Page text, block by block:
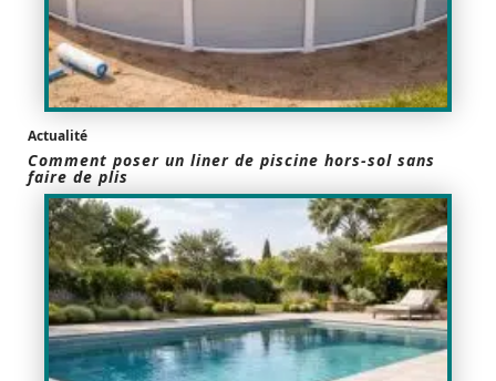
Actualité
Comment poser un liner de piscine hors-sol sans
faire de plis